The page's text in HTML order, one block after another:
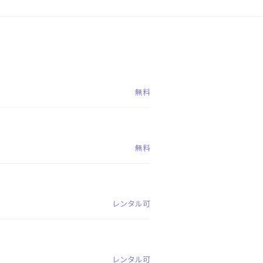
無料
無料
レンタル可
レンタル可